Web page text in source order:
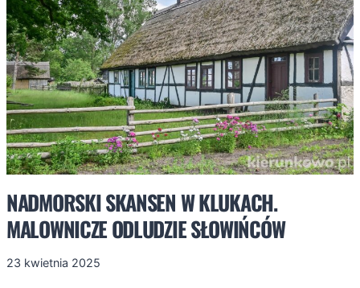
NADMORSKI SKANSEN W KLUKACH.
MALOWNICZE ODLUDZIE SŁOWIŃCÓW
23 kwietnia 2025